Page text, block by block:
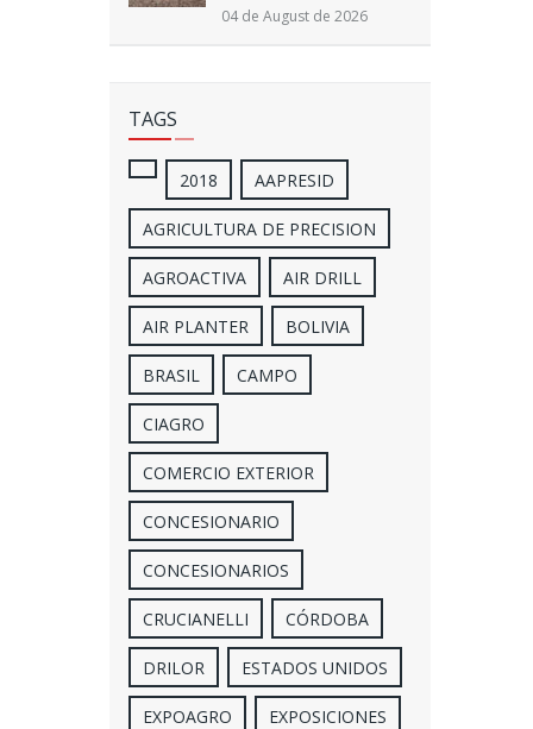
04 de August de 2026
TAGS
2018 AAPRESID
AGRICULTURA DE PRECISION
AGROACTIVA AIR DRILL
AIR PLANTER BOLIVIA
BRASIL CAMPO
CIAGRO
COMERCIO EXTERIOR
CONCESIONARIO
CONCESIONARIOS
CRUCIANELLI CÓRDOBA
DRILOR ESTADOS UNIDOS
EXPOAGRO EXPOSICIONES